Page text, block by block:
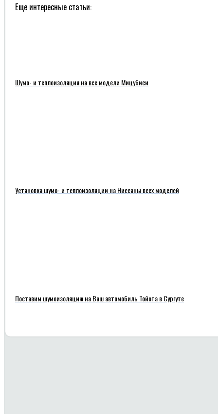
Еще интересные статьи:
Шумо- и теплоизоляция на все модели Мицубиси
Установка шумо- и теплоизоляции на Ниссаны всех моделей
Поставим шумоизоляцию на Ваш автомобиль Тойота в Сургуте